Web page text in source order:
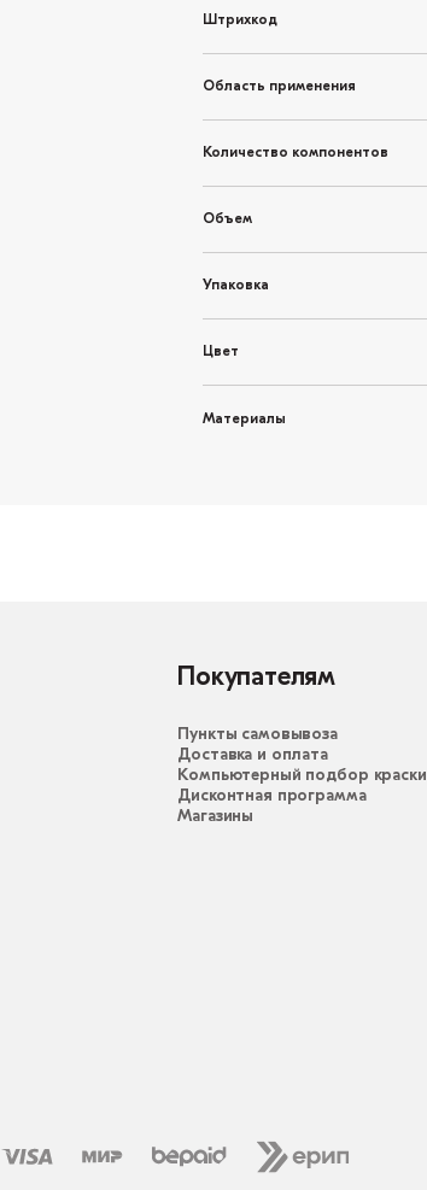
Штрихкод
Область применения
Количество компонентов
Объем
Упаковка
Цвет
Материалы
Покупателям
Пункты самовывоза
Доставка и оплата
Компьютерный подбор краски
Дисконтная программа
Магазины